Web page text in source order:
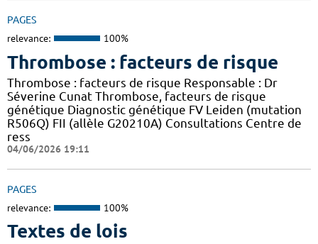
PAGES
relevance: 100%
Thrombose : facteurs de risque
Thrombose : facteurs de risque Responsable : Dr
Séverine Cunat Thrombose, facteurs de risque
génétique Diagnostic génétique FV Leiden (mutation
R506Q) FII (allèle G20210A) Consultations Centre de
ress
04/06/2026 19:11
PAGES
relevance: 100%
Textes de lois